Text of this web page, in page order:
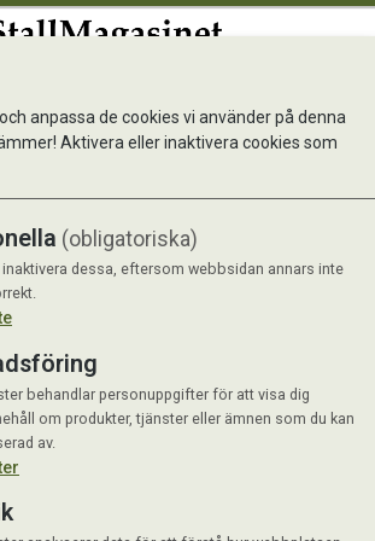
Skeby Gårdar
anpassa de cookies vi använder på denna
Aktivera eller inaktivera cookies som
(obligatoriska)
inaktivera dessa, eftersom webbsidan annars inte
behandlar personuppgifter för att visa dig
om produkter, tjänster eller ämnen som du kan
av.